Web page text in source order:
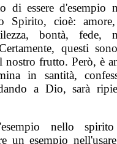
di essere d'esempio
Spirito, cioè:
bontà, fede,
questi
frutto. Però, è
in santità,
a Dio, sarà
nello
un esempio